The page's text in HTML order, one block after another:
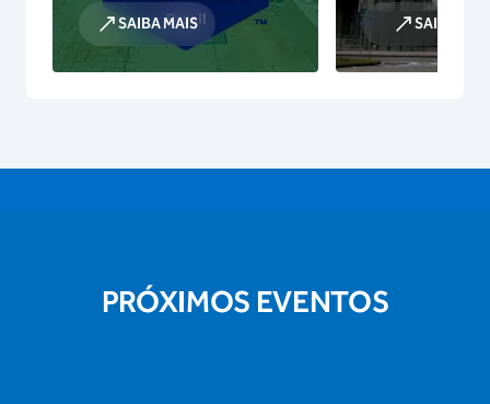
SAIBA MAIS SAIBA
PRÓXIMOS EVENTOS